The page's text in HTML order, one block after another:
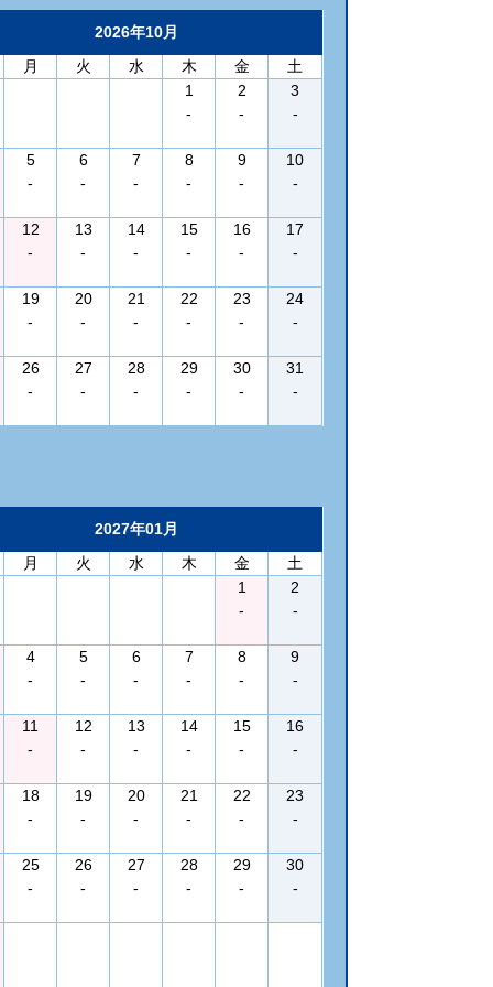
2026年10月
月 火 水 木 金
土
1
-
2
-
3
-
5
-
6
-
7
-
8
-
9
-
10
-
12
-
13
-
14
-
15
-
16
-
17
-
19
-
20
-
21
-
22
-
23
-
24
-
26
-
27
-
28
-
29
-
30
-
31
-
2027年01月
月 火 水 木 金
土
1
-
2
-
4
-
5
-
6
-
7
-
8
-
9
-
11
-
12
-
13
-
14
-
15
-
16
-
18
-
19
-
20
-
21
-
22
-
23
-
25
-
26
-
27
-
28
-
29
-
30
-